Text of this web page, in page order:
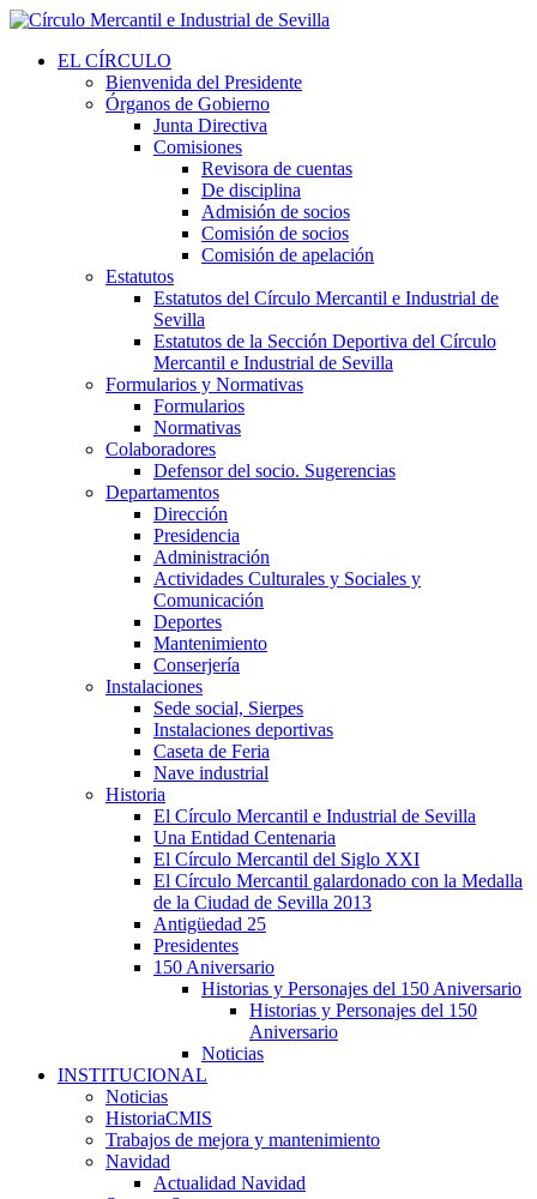
EL CÍRCULO
Bienvenida del Presidente
Órganos de Gobierno
Junta Directiva
Comisiones
Revisora de cuentas
De disciplina
Admisión de socios
Comisión de socios
Comisión de apelación
Estatutos
Estatutos del Círculo Mercantil e Industrial de
Sevilla
Estatutos de la Sección Deportiva del Círculo
Mercantil e Industrial de Sevilla
Formularios y Normativas
Formularios
Normativas
Colaboradores
Defensor del socio. Sugerencias
Departamentos
Dirección
Presidencia
Administración
Actividades Culturales y Sociales y
Comunicación
Deportes
Mantenimiento
Conserjería
Instalaciones
Sede social, Sierpes
Instalaciones deportivas
Caseta de Feria
Nave industrial
Historia
El Círculo Mercantil e Industrial de Sevilla
Una Entidad Centenaria
El Círculo Mercantil del Siglo XXI
El Círculo Mercantil galardonado con la Medalla
de la Ciudad de Sevilla 2013
Antigüedad 25
Presidentes
150 Aniversario
Historias y Personajes del 150 Aniversario
Historias y Personajes del 150
Aniversario
Noticias
INSTITUCIONAL
Noticias
HistoriaCMIS
Trabajos de mejora y mantenimiento
Navidad
Actualidad Navidad